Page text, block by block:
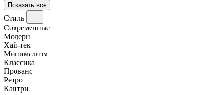
Показать все
Стиль
Современные
Модерн
Хай-тек
Минимализм
Классика
Прованс
Ретро
Кантри